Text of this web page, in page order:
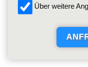
Über weitere